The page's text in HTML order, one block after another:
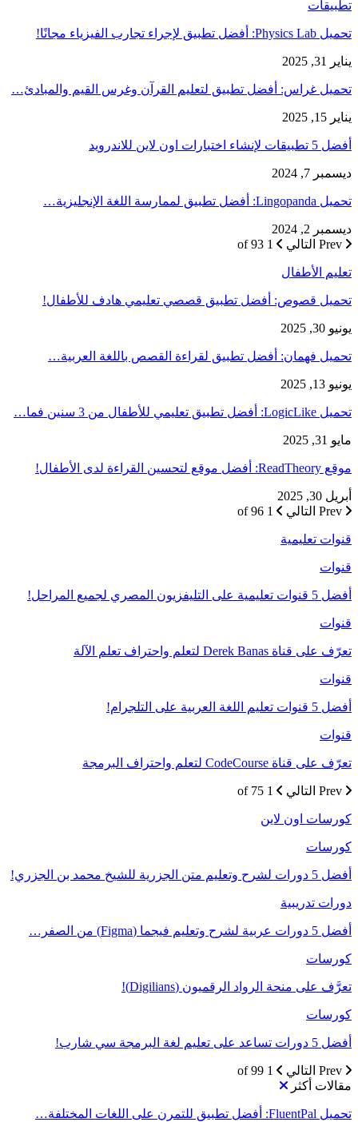
تطبيقات
تحميل Physics Lab: أفضل تطبيق لإجراء تجارب الفيزياء مجانًا!
يناير 31, 2025
تحميل غراس: أفضل تطبيق لتعليم القرآن وغرس القيم والمبادئ…
يناير 15, 2025
أفضل 5 تطبيقات لإنشاء اختبارات اون لاين للاندرويد
ديسمبر 7, 2024
تحميل Lingopanda: أفضل تطبيق لممارسة اللغة الإنجليزية…
ديسمبر 2, 2024
التالي 1 of 93
تعليم الأطفال
تحميل قصوص: أفضل تطبيق قصصي تعليمي هادف للأطفال!
يونيو 30, 2025
تحميل فهمان: أفضل تطبيق لقراءة القصص باللغة العربية…
يونيو 13, 2025
تحميل LogicLike: أفضل تطبيق تعليمي للأطفال من 3 سنين فما…
مايو 31, 2025
موقع ReadTheory: أفضل موقع لتحسين القراءة لدى الأطفال!
أبريل 30, 2025
التالي 1 of 96
قنوات تعليمية
قنوات
أفضل 5 قنوات تعليمية على التليفزيون المصري لجميع المراحل!
قنوات
تعرّف على قناة Derek Banas لتعلم واحتراف تعلم الآلة
قنوات
أفضل 5 قنوات تعليم اللغة العربية على التلجرام!
قنوات
تعرّف على قناة CodeCourse لتعلم واحتراف البرمجة
التالي 1 of 75
كورسات اون لاين
كورسات
أفضل 5 دورات لشرح وتعليم متن الجزرية للشيخ محمد بن الجزري!
دورات تدريبية
أفضل 5 دورات عربية لشرح وتعليم فيجما (Figma) من الصفر…
كورسات
تعرَّف على منحة الرواد الرقميون (Digilians)!
كورسات
أفضل 5 دورات تساعد على تعليم لغة البرمجة سي شارب!
التالي
1 of 99
مقالات أكثر
تحميل FluentPal: أفضل تطبيق للتمرن على اللغات المختلفة…